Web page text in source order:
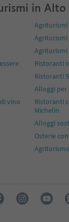
in Alto
Agriturismi
Agriturismi
Agriturismi
Ristoranti
Ristoranti
Alloggi per
vino
Ristoranti
Michelin
Alloggi
Osterie